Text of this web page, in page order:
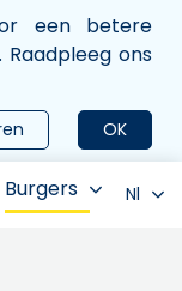
een betere
ons
OK
Burgers Nl